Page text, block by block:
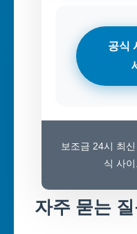
공식
보조금 24시 최
식 사
자주 묻는